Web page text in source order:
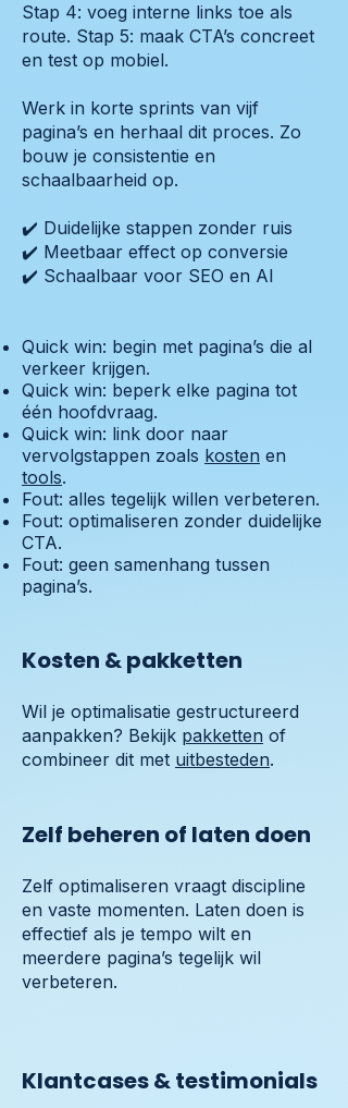
Stap 4: voeg interne links toe als
route. Stap 5: maak CTA’s concreet
en test op mobiel.
Werk in korte sprints van vijf
pagina’s en herhaal dit proces. Zo
bouw je consistentie en
schaalbaarheid op.
✔️ Duidelijke stappen zonder ruis
✔️ Meetbaar effect op conversie
✔️ Schaalbaar voor SEO en AI
Quick win: begin met pagina’s die al
verkeer krijgen.
Quick win: beperk elke pagina tot
één hoofdvraag.
Quick win: link door naar
vervolgstappen zoals kosten en
tools.
Fout: alles tegelijk willen verbeteren.
Fout: optimaliseren zonder duidelijke
CTA.
Fout: geen samenhang tussen
pagina’s.
Kosten & pakketten
Wil je optimalisatie gestructureerd
aanpakken? Bekijk pakketten of
combineer dit met uitbesteden.
Zelf beheren of laten doen
Zelf optimaliseren vraagt discipline
en vaste momenten. Laten doen is
effectief als je tempo wilt en
meerdere pagina’s tegelijk wil
verbeteren.
Klantcases & testimonials